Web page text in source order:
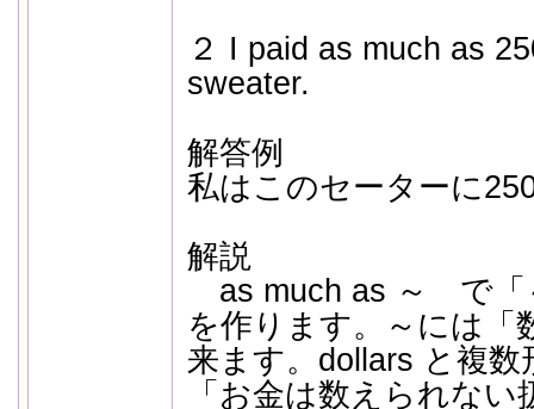
２ I paid as much as
sweater.
解答例
私はこのセーターに
解説
as much as ～ で「
を作ります。～には「
来ます。dollars と複
「お金は数えられな